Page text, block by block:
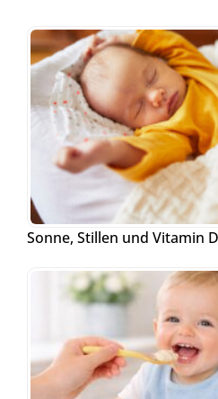
Sonne, Stillen und Vitamin D